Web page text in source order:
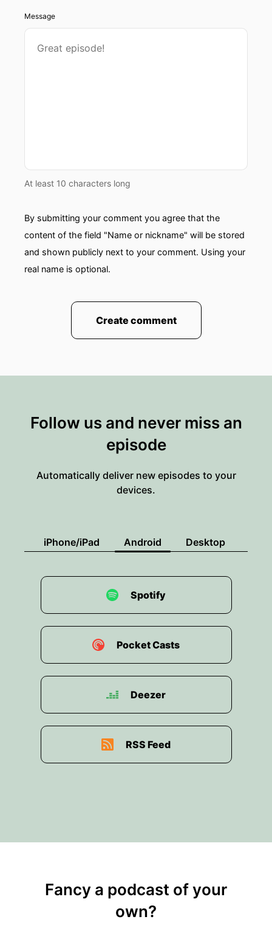
Message
At least 10 characters long
By submitting your comment you agree that the
content of the field "Name or nickname" will be stored
and shown publicly next to your comment. Using your
real name is optional.
Create comment
Follow us and never miss an
episode
Automatically deliver new episodes to your
devices.
iPhone/iPad Android Desktop
Spotify
Pocket Casts
Deezer
RSS Feed
Fancy a podcast of your
own?